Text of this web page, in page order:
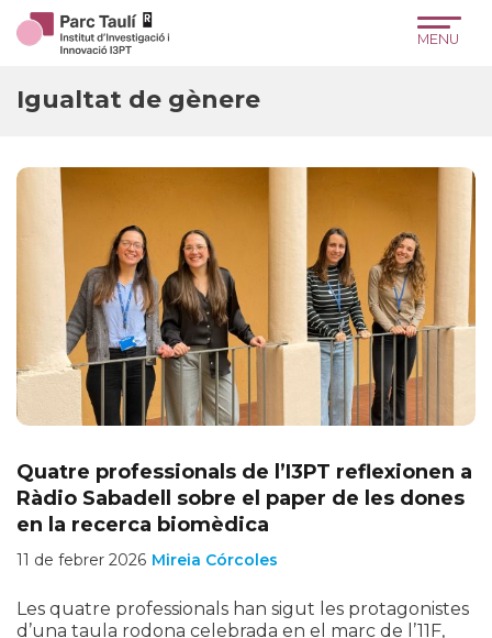
Skip
to
Content
Skip
to
navigation
Site
map
Igualtat de gènere
Quatre professionals de l’I3PT reflexionen a
Ràdio Sabadell sobre el paper de les dones
en la recerca biomèdica
Mireia Córcoles
11 de febrer 2026
Les quatre professionals han sigut les protagonistes
d’una taula rodona celebrada en el marc de l’11F,